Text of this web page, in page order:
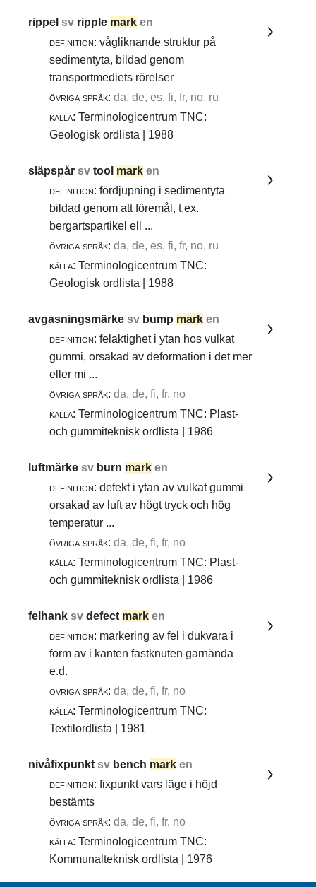
rippelsv ripple mark en
definition: vågliknande struktur på
sedimentyta, bildad genom
transportmediets rörelser
övriga språk: da, de, es, fi, fr, no, ru
källa: Terminologicentrum TNC:
Geologisk ordlista | 1988
släpspårsvtool mark en
definition: fördjupning i sedimentyta
bildad genom att föremål, t.ex.
bergartspartikel ell ...
övriga språk: da, de, es, fi, fr, no, ru
källa: Terminologicentrum TNC:
Geologisk ordlista | 1988
avgasningsmärkesv bump mark en
definition: felaktighet i ytan hos vulkat
gummi, orsakad av deformation i det mer
eller mi ...
övriga språk: da, de, fi, fr, no
källa: Terminologicentrum TNC: Plast-
och gummiteknisk ordlista | 1986
luftmärkesv burn mark en
definition: defekt i ytan av vulkat gummi
orsakad av luft av högt tryck och hög
temperatur ...
övriga språk: da, de, fi, fr, no
källa: Terminologicentrum TNC: Plast-
och gummiteknisk ordlista | 1986
felhanksvdefect mark en
definition: markering av fel i dukvara i
form av i kanten fastknuten garnända
e.d.
övriga språk: da, de, fi, fr, no
källa: Terminologicentrum TNC:
Textilordlista | 1981
nivåfixpunktsv bench mark en
definition: fixpunkt vars läge i höjd
bestämts
övriga språk: da, de, fi, fr, no
källa: Terminologicentrum TNC:
Kommunalteknisk ordlista | 1976